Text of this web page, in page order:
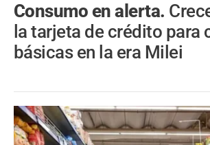
Consumo en alerta.
la tarjeta de crédito para
básicas en la era Milei